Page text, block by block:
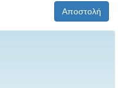
Αποστολή